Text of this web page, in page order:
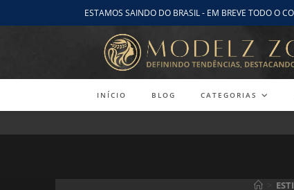
para
ESTAMOS SAINDO DO BRASIL - EM BREVE TODO O
INÍCIO BLOG CATEGORIAS